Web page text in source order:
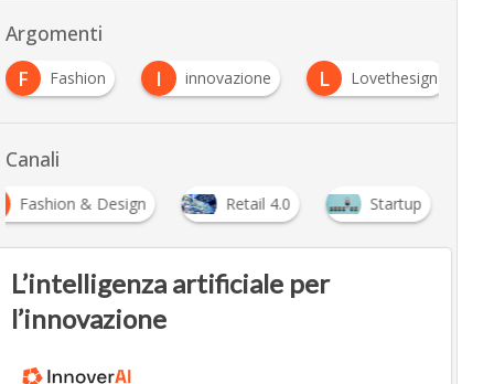
Argomenti
F Fashion I innovazione L Lovethesign
Canali
Fashion & Design Retail 4.0 Startup
L’intelligenza artificiale per
l’innovazione